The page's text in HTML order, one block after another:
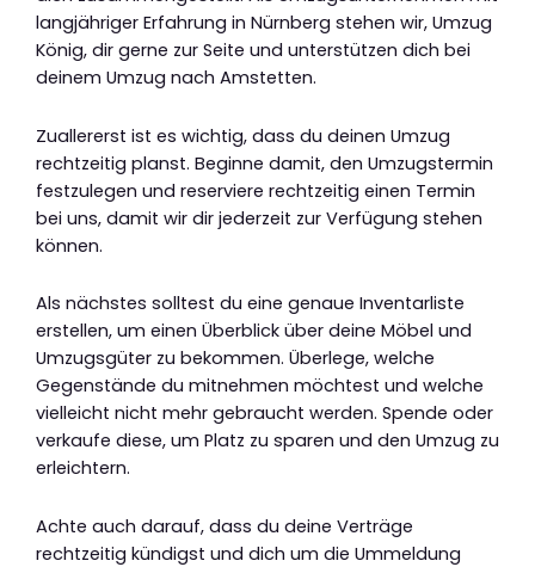
langjähriger Erfahrung in Nürnberg stehen wir, Umzug
König, dir gerne zur Seite und unterstützen dich bei
deinem Umzug nach Amstetten.
Zuallererst ist es wichtig, dass du deinen Umzug
rechtzeitig planst. Beginne damit, den Umzugstermin
festzulegen und reserviere rechtzeitig einen Termin
bei uns, damit wir dir jederzeit zur Verfügung stehen
können.
Als nächstes solltest du eine genaue Inventarliste
erstellen, um einen Überblick über deine Möbel und
Umzugsgüter zu bekommen. Überlege, welche
Gegenstände du mitnehmen möchtest und welche
vielleicht nicht mehr gebraucht werden. Spende oder
verkaufe diese, um Platz zu sparen und den Umzug zu
erleichtern.
Achte auch darauf, dass du deine Verträge
rechtzeitig kündigst und dich um die Ummeldung